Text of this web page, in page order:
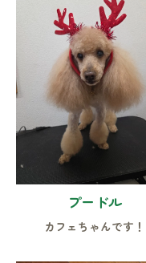
プードル
カフェちゃんです！